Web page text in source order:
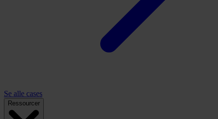
Se alle cases
Ressourcer